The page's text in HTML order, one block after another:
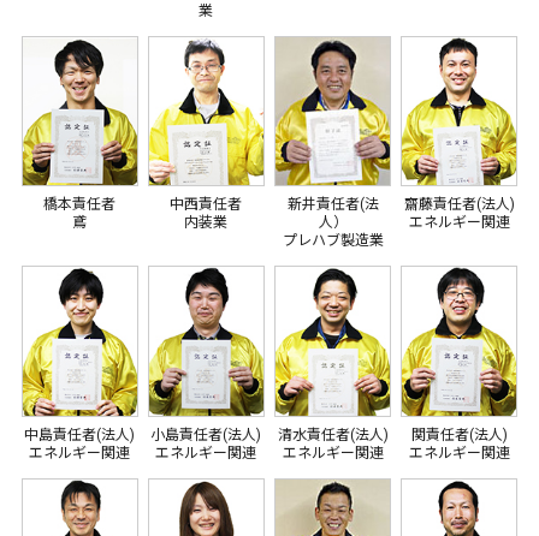
業
橋本責任者
鳶
中西責任者
内装業
新井責任者(法
人）
プレハブ製造業
齋藤責任者(法人)
エネルギー関連
中島責任者(法人)
エネルギー関連
小島責任者(法人)
エネルギー関連
清水責任者(法人)
エネルギー関連
関責任者(法人)
エネルギー関連